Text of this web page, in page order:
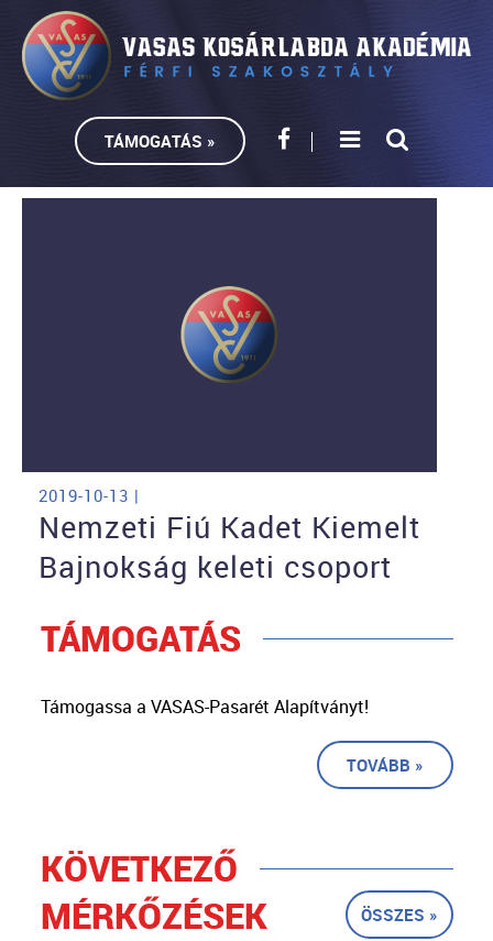
TÁMOGATÁS »
2019-10-13 |
Nemzeti Fiú Kadet Kiemelt
Bajnokság keleti csoport
TÁMOGATÁS
Támogassa a VASAS-Pasarét Alapítványt!
TOVÁBB »
KÖVETKEZŐ
MÉRKŐZÉSEK
ÖSSZES »